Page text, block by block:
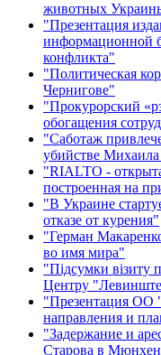
животных
"Презентация
информационной
конфликта"
"Политическая
Чернигове"
"Прокурорский
обогащения
"Саботаж
убийстве
"RIALTO -
построенная на
"В Украине
отказе от курения"
"Герман
во имя мира"
"Підсумки візиту
Центру
"Презентация ОО
направления и
"Задержание и
Старова в